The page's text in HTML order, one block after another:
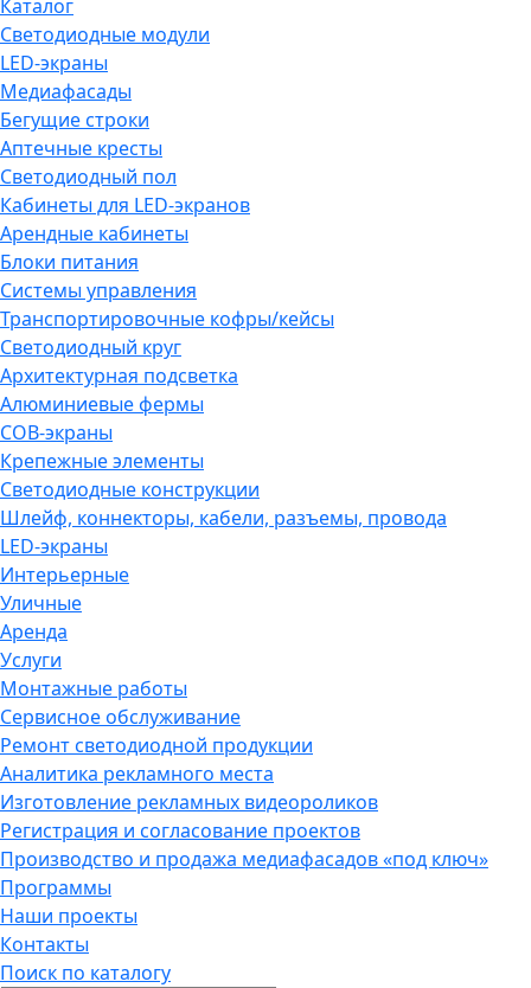
Каталог
Светодиодные модули
LED-экраны
Медиафасады
Бегущие строки
Аптечные кресты
Светодиодный пол
Кабинеты для LED-экранов
Арендные кабинеты
Блоки питания
Системы управления
Транспортировочные кофры/кейсы
Светодиодный круг
Архитектурная подсветка
Алюминиевые фермы
COB-экраны
Крепежные элементы
Светодиодные конструкции
Шлейф, коннекторы, кабели, разъемы, провода
LED-экраны
Интерьерные
Уличные
Аренда
Услуги
Монтажные работы
Сервисное обслуживание
Ремонт светодиодной продукции
Аналитика рекламного места
Изготовление рекламных видеороликов
Регистрация и согласование проектов
Производство и продажа медиафасадов «под ключ»
Программы
Наши проекты
Контакты
Поиск по каталогу